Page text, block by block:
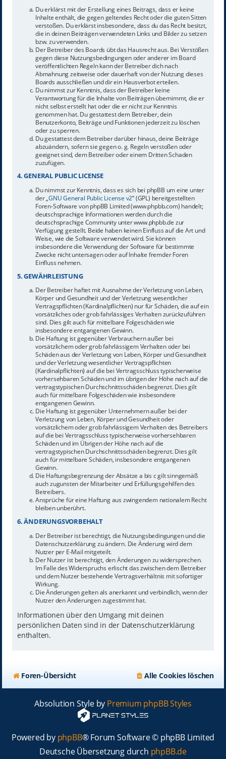
Du erklärst mit der Erstellung eines Beitrags, dass er keine
Inhalte enthält, die gegen geltendes Recht oder die guten Sitten
verstoßen. Du erklärst insbesondere, dass du das Recht besitzt,
die in deinen Beiträgen verwendeten Links und Bilder zu setzen
bzw. zu verwenden.
Der Betreiber des Boards übt das Hausrecht aus. Bei Verstößen
gegen diese Nutzungsbedingungen oder anderer im Board
veröffentlichten Regeln kann der Betreiber dich nach
Abmahnung zeitweise oder dauerhaft von der Nutzung dieses
Boards ausschließen und dir ein Hausverbot erteilen.
Du nimmst zur Kenntnis, dass der Betreiber keine
Verantwortung für die Inhalte von Beiträgen übernimmt, die er
nicht selbst erstellt hat oder die er nicht zur Kenntnis
genommen hat. Du gestattest dem Betreiber, dein
Benutzerkonto, Beiträge und Funktionen jederzeit zu löschen
oder zu sperren.
Du gestattest dem Betreiber darüber hinaus, deine Beiträge
abzuändern, sofern sie gegen o. g. Regeln verstoßen oder
geeignet sind, dem Betreiber oder einem Dritten Schaden
zuzufügen.
4. GENERAL PUBLIC LICENSE
Du nimmst zur Kenntnis, dass es sich bei phpBB um eine unter
der „GNU General Public License v2“ (GPL) bereitgestellten
Foren-Software von phpBB Limited (www.phpbb.com) handelt;
deutschsprachige Informationen werden durch die
deutschsprachige Community unter www.phpbb.de zur
Verfügung gestellt. Beide haben keinen Einfluss auf die Art und
Weise, wie die Software verwendet wird. Sie können
insbesondere die Verwendung der Software für bestimmte
Zwecke nicht untersagen oder auf Inhalte fremder Foren
Einfluss nehmen.
5. GEWÄHRLEISTUNG
Der Betreiber haftet mit Ausnahme der Verletzung von Leben,
Körper und Gesundheit und der Verletzung wesentlicher
Vertragspflichten (Kardinalpflichten) nur für Schäden, die auf ein
vorsätzliches oder grob fahrlässiges Verhalten zurückzuführen
sind. Dies gilt auch für mittelbare Folgeschäden wie
insbesondere entgangenen Gewinn.
Die Haftung ist gegenüber Verbrauchern außer bei
vorsätzlichem oder grob fahrlässigem Verhalten oder bei
Schäden aus der Verletzung von Leben, Körper und Gesundheit
und der Verletzung wesentlicher Vertragspflichten
(Kardinalpflichten) auf die bei Vertragsschluss typischerweise
vorhersehbaren Schäden und im übrigen der Höhe nach auf die
vertragstypischen Durchschnittsschäden begrenzt. Dies gilt
auch für mittelbare Folgeschäden wie insbesondere
entgangenen Gewinn.
Die Haftung ist gegenüber Unternehmern außer bei der
Verletzung von Leben, Körper und Gesundheit oder
vorsätzlichem oder grob fahrlässigem Verhalten des Betreibers
auf die bei Vertragsschluss typischerweise vorhersehbaren
Schäden und im Übrigen der Höhe nach auf die
vertragstypischen Durchschnittsschäden begrenzt. Dies gilt
auch für mittelbare Schäden, insbesondere entgangenen
Gewinn.
Die Haftungsbegrenzung der Absätze a bis c gilt sinngemäß
auch zugunsten der Mitarbeiter und Erfüllungsgehilfen des
Betreibers.
Ansprüche für eine Haftung aus zwingendem nationalem Recht
bleiben unberührt.
6. ÄNDERUNGSVORBEHALT
Der Betreiber ist berechtigt, die Nutzungsbedingungen und die
Datenschutzerklärung zu ändern. Die Änderung wird dem
Nutzer per E-Mail mitgeteilt.
Der Nutzer ist berechtigt, den Änderungen zu widersprechen.
Im Falle des Widerspruchs erlischt das zwischen dem Betreiber
und dem Nutzer bestehende Vertragsverhältnis mit sofortiger
Wirkung.
Die Änderungen gelten als anerkannt und verbindlich, wenn der
Nutzer den Änderungen zugestimmt hat.
Informationen über den Umgang mit deinen
persönlichen Daten sind in der Datenschutzerklärung
enthalten.
Foren-Übersicht Alle Cookies löschen
Absolution Style by Premium phpBB Styles
Powered by phpBB® Forum Software © phpBB Limited
Deutsche Übersetzung durch phpBB.de